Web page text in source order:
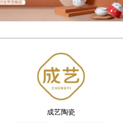
成艺陶瓷